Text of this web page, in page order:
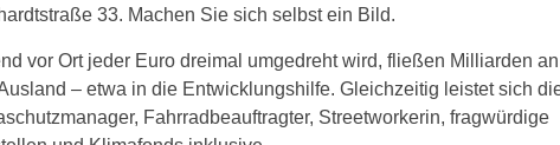
33. Machen Sie sich selbst ein Bild.
vor Ort jeder Euro dreimal umgedreht wird, fließen Milliarden an
– etwa in die Entwicklungshilfe. Gleichzeitig leistet sich
Fahrradbeauftragter, Streetworkerin, fragwürdige